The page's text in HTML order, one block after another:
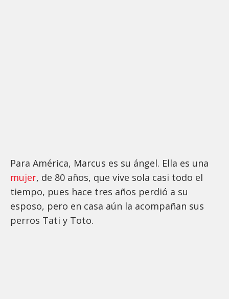
Para América, Marcus es su ángel. Ella es una
mujer, de 80 años, que vive sola casi todo el
tiempo, pues hace tres años perdió a su
esposo, pero en casa aún la acompañan sus
perros Tati y Toto.